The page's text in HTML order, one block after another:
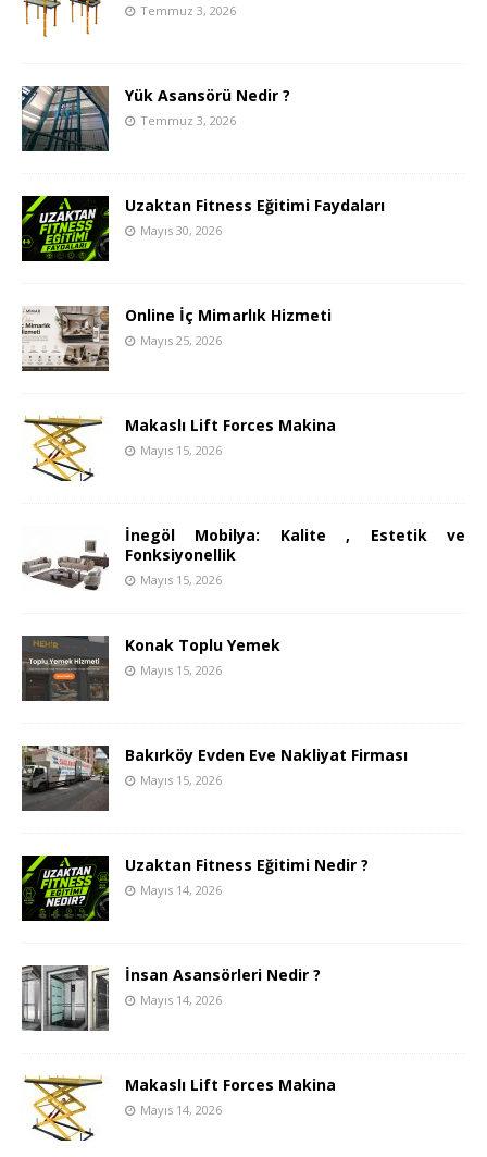
Temmuz 3, 2026
Yük Asansörü Nedir ?
Temmuz 3, 2026
Uzaktan Fitness Eğitimi Faydaları
Mayıs 30, 2026
Online İç Mimarlık Hizmeti
Mayıs 25, 2026
Makaslı Lift Forces Makina
Mayıs 15, 2026
İnegöl Mobilya: Kalite , Estetik ve
Fonksiyonellik
Mayıs 15, 2026
Konak Toplu Yemek
Mayıs 15, 2026
Bakırköy Evden Eve Nakliyat Firması
Mayıs 15, 2026
Uzaktan Fitness Eğitimi Nedir ?
Mayıs 14, 2026
İnsan Asansörleri Nedir ?
Mayıs 14, 2026
Makaslı Lift Forces Makina
Mayıs 14, 2026